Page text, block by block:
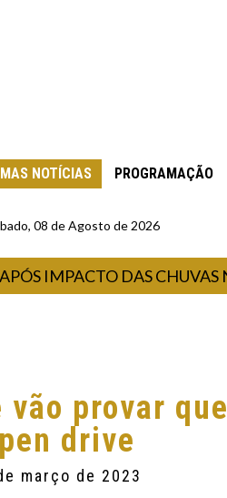
NOTÍCIAS PROGRAMAÇÃO
08 de Agosto de 2026
DAS CHUVAS NO RS
provar
drive
março de 2023